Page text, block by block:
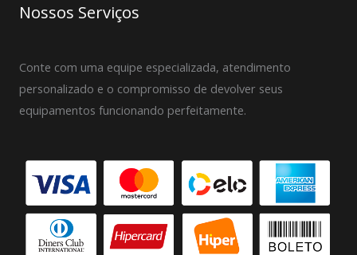
Nossos Serviços
Conte com uma equipe especializada, atendimento
personalizado e o compromisso de devolver seus
equipamentos funcionando perfeitamente.